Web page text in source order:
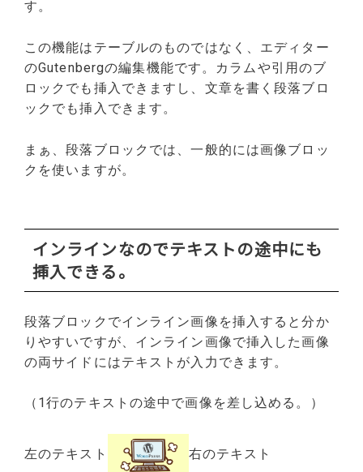
す。
この機能はテーブルのものではなく、エディター
のGutenbergの編集機能です。カラムや引用のブ
ロックでも挿入できますし、文章を書く段落ブロ
ックでも挿入できます。
まぁ、段落ブロックでは、一般的には画像ブロッ
クを使いますが。
インラインなのでテキストの途中にも
挿入できる。
段落ブロックでインライン画像を挿入すると分か
りやすいですが、インライン画像で挿入した画像
の両サイドにはテキストが入力できます。
（1行のテキストの途中で画像を差し込める。）
左のテキスト 右のテキスト